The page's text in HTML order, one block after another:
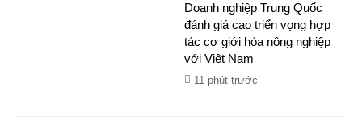
Doanh nghiệp Trung Quốc
đánh giá cao triển vọng hợp
tác cơ giới hóa nông nghiệp
với Việt Nam
11 phút trước